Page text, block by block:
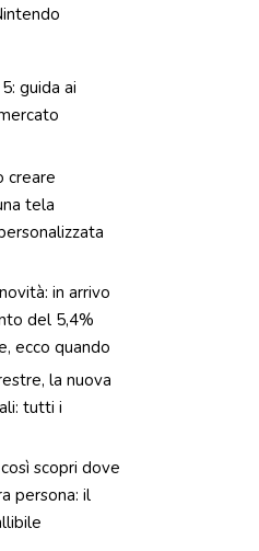
guida ai
creare
tela
in arrivo
del 5,4%
ecco quando
la nuova
tutti i
scopri dove
persona: il